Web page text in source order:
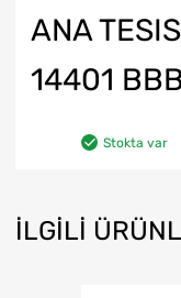
ANA
14401
Stokta var
İLGILI